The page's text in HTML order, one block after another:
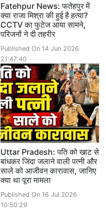
Fatehpur News: फतेहपुर में
क्या राजा मिश्रा की हुई है हत्या?
CCTV का फुटेज आया सामने,
परिजनों ने दी तहरीर
Published On 14 Jun 2026
21:47:40
Uttar Pradesh: पति को खाट से
बांधकर जिंदा जलाने वाली पत्नी और
साले को आजीवन कारावास, जानिए
क्या था पूरा मामला
Published On 16 Jul 2026
10:50:29